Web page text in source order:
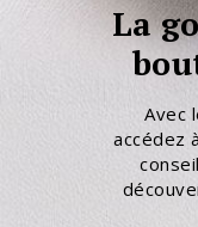
La
Avec
accédez